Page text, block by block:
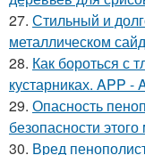
27. Стильный и
металлическом
28. Как бороться с
кустарниках. APP -
29. Опасность
безопасности
30. Вред